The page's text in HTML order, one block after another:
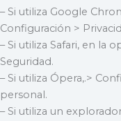
– Si utiliza Google
Configuración >
– Si utiliza Safari, en la
Seguridad.
– Si utiliza Ópera,.>
personal.
– Si utiliza un